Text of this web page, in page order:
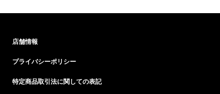
店舗情報
プライバシーポリシー
特定商品取引法に関しての表記